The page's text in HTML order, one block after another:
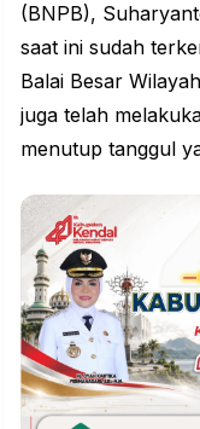
(BNPB),
saat ini sudah
Balai Besar
juga telah
menutup tanggul